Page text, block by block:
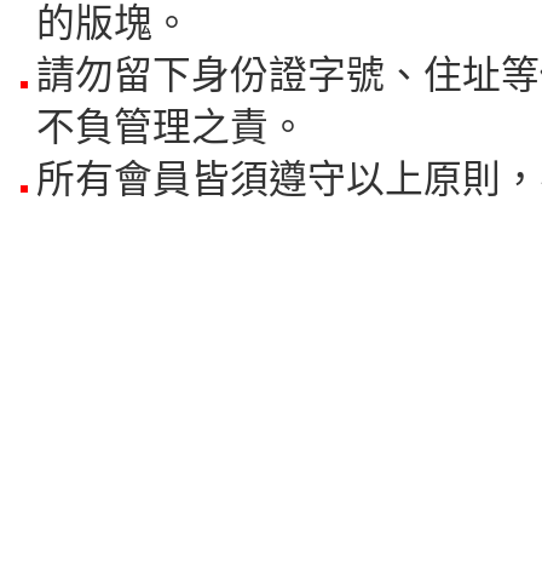
的版塊。
請勿留下身份證字號、住址
不負管理之責。
所有會員皆須遵守以上原則